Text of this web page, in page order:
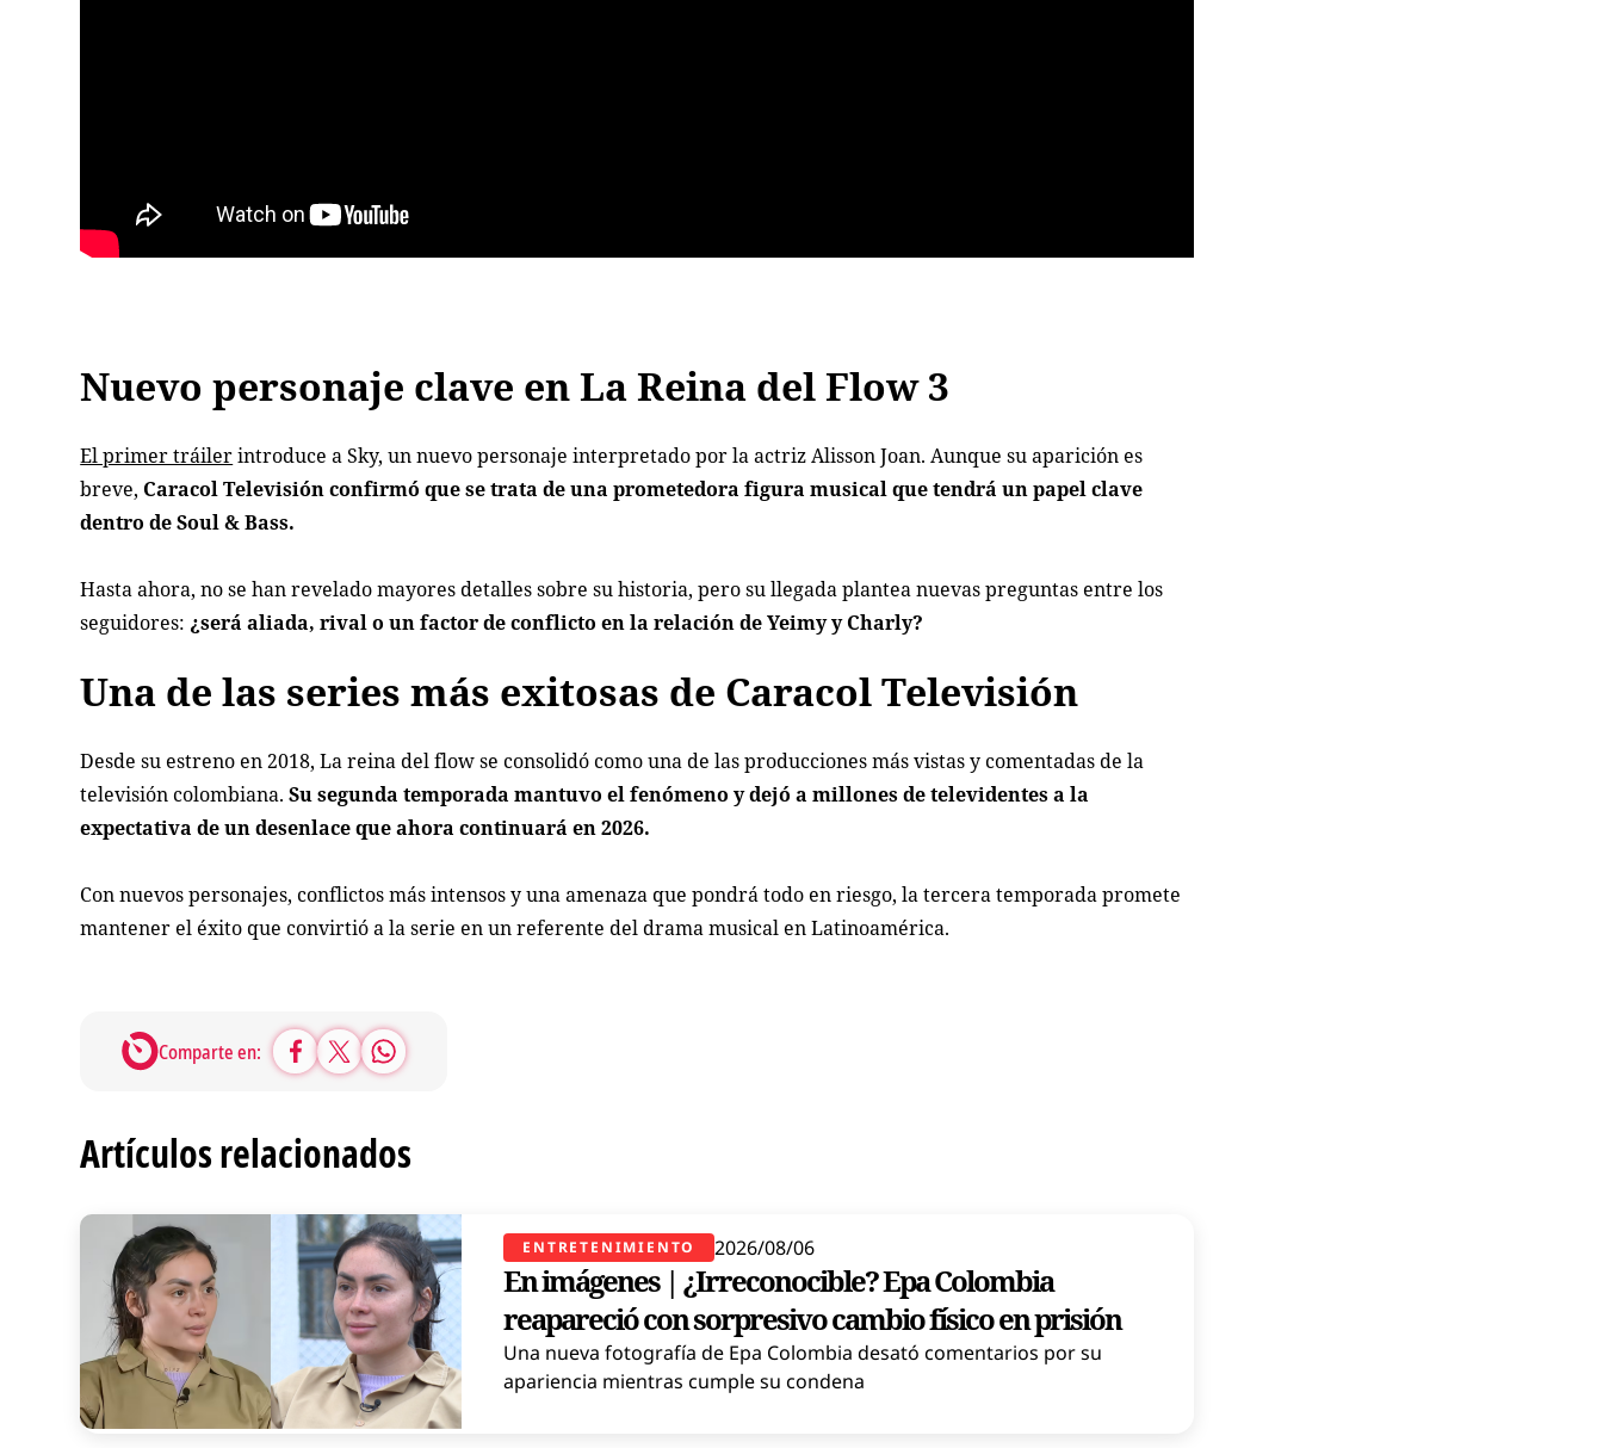
Nuevo personaje clave en La Reina del Flow 3
El primer tráilerintroduce a Sky, un nuevo personaje interpretado por la actriz Alisson Joan. Aunque su aparición es
breve, Caracol Televisión confirmó que se trata de una prometedora figura musical que tendrá un papel clave
dentro de Soul & Bass.
Hasta ahora, no se han revelado mayores detalles sobre su historia, pero su llegada plantea nuevas preguntas entre los
seguidores: ¿será aliada, rival o un factor de conflicto en la relación de Yeimy y Charly?
Una de las series más exitosas de Caracol Televisión
Desde su estreno en 2018, La reina del flow se consolidó como una de las producciones más vistas y comentadas de la
televisión colombiana.Su segunda temporada mantuvo el fenómeno y dejó a millones de televidentes a la
expectativa de un desenlace que ahora continuará en 2026.
Con nuevos personajes, conflictos más intensos y una amenaza que pondrá todo en riesgo, la tercera temporada promete
mantener el éxito que convirtió a la serie en un referente del drama musical en Latinoamérica.
Comparte en:
Artículos relacionados
ENTRETENIMIENTO 2026/08/06
En imágenes | ¿Irreconocible? Epa Colombia
reapareció con sorpresivo cambio físico en prisión
Una nueva fotografía de Epa Colombia desató comentarios por su
apariencia mientras cumple su condena